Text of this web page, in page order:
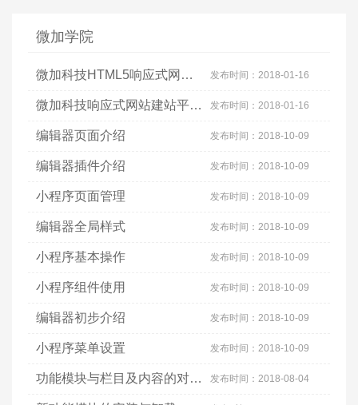
微加学院
微加科技HTML5响应式网站网页设计操作视频 发布时间： 2018-01-16
微加科技响应式网站建站平台账号注册及网站创建操作视频 发布时间： 2018-01-16
编辑器页面介绍 发布时间： 2018-10-09
编辑器插件介绍 发布时间： 2018-10-09
小程序页面管理 发布时间： 2018-10-09
编辑器全局样式 发布时间： 2018-10-09
小程序基本操作 发布时间： 2018-10-09
小程序组件使用 发布时间： 2018-10-09
编辑器初步介绍 发布时间： 2018-10-09
小程序菜单设置 发布时间： 2018-10-09
功能模块与栏目及内容的对应关系 发布时间： 2018-08-04